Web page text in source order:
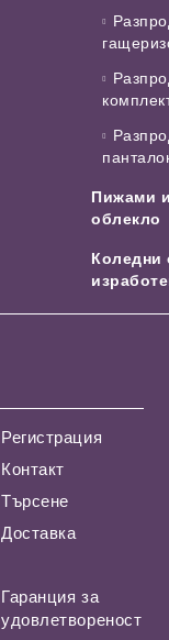
Пижами
облекло
Коледни
Регистрация
Контакт
Търсене
Доставка
Гаранция за
удовлетвореност